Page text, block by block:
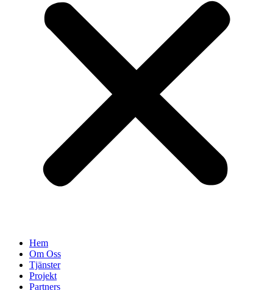
Hem
Om Oss
Tjänster
Projekt
Partners